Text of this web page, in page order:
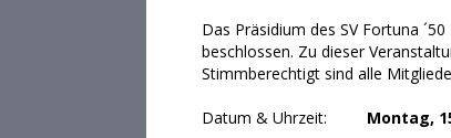
Das Präsidium des SV Fortuna
beschlossen. Zu dieser
Stimmberechtigt sind alle
Datum & Uhrzeit: Montag,